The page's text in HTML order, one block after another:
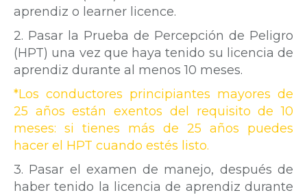
aprendiz o learner licence.
2. Pasar la Prueba de Percepción de Peligro
(HPT) una vez que haya tenido su licencia de
aprendiz durante al menos 10 meses.
*Los conductores principiantes mayores de
25 años están exentos del requisito de 10
meses: si tienes más de 25 años puedes
hacer el HPT cuando estés listo.
3. Pasar el examen de manejo, después de
haber tenido la licencia de aprendiz durante